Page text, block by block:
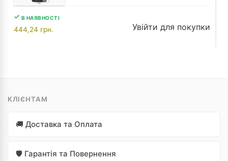
В НАЯВНОСТІ
444,24 грн. Увійти для покупки
КЛІЄНТАМ
🚚 Доставка та Оплата
🛡️ Гарантія та Повернення